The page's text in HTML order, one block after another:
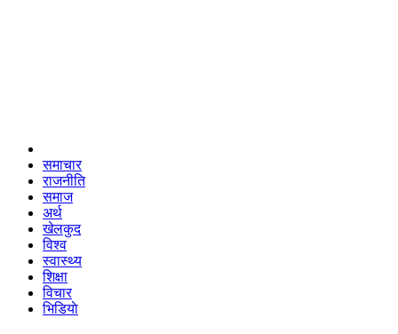
समाचार
राजनीति
समाज
अर्थ
खेलकुद
विश्व
स्वास्थ्य
शिक्षा
विचार
भिडियाे